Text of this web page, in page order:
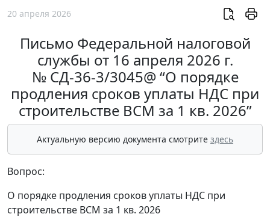
20 апреля 2026
Письмо Федеральной налоговой
службы от 16 апреля 2026 г.
№ СД-36-3/3045@ “О порядке
продления сроков уплаты НДС при
строительстве ВСМ за 1 кв. 2026”
Актуальную версию документа смотрите здесь
Вопрос:
О порядке продления сроков уплаты НДС при
строительстве ВСМ за 1 кв. 2026